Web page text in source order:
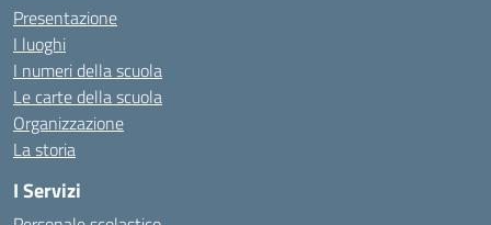
Presentazione
I luoghi
I numeri della scuola
Le carte della scuola
Organizzazione
La storia
I Servizi